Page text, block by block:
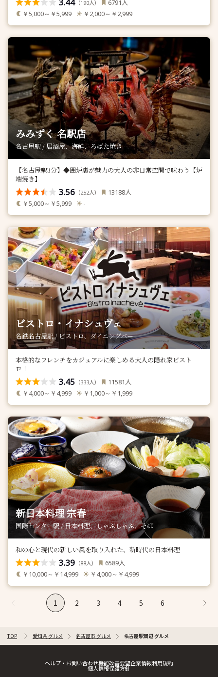
（190人） 6791 人
￥5,000～￥5,999 ￥2,000～￥2,999
みみずく 名駅店
名古屋駅 / 居酒屋、海鮮、ろばた焼き
【名古屋駅3分】◆囲炉裏が魅力の大人の非日常空間で味わう【炉
端焼き】
3.56 （252人） 13188人
￥5,000～￥5,999 -
ビストロ・イナシュヴェ
名鉄名古屋駅 / ビストロ、ダイニングバー
本格的なフレンチをカジュアルに楽しめる大人の隠れ家ビスト
ロ！
3.45 （333人） 11581 人
￥4,000～￥4,999 ￥1,000～￥1,999
新日本料理 宗春
国際センター駅 / 日本料理、しゃぶしゃぶ、そば
和の心と現代の新しい風を取り入れた、新時代の日本料理
3.39 （88人） 6589人
￥10,000～￥14,999 ￥4,000～￥4,999
1 2 3 4 5 6
TOP 愛知県 グルメ 名古屋市 グルメ 名古屋駅周辺 グルメ
ヘルプ・お問い合わせ機能改善要望企業情報利用規約
個人情報保護方針